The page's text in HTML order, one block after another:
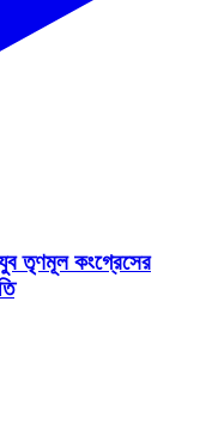
যুব তৃণমূল কংগ্রেসের